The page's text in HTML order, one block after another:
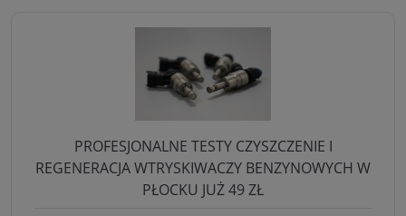
PROFESJONALNE TESTY CZYSZCZENIE I
REGENERACJA WTRYSKIWACZY BENZYNOWYCH W
PŁOCKU JUŻ 49 ZŁ